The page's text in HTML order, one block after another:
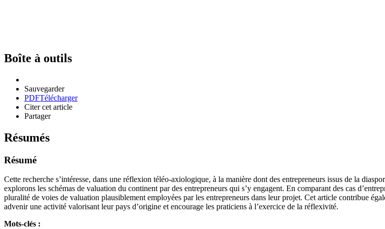
Boîte à outils
Sauvegarder
PDFTélécharger
Citer cet article
Partager
Résumés
Résumé
Cette recherche s’intéresse, dans une réflexion téléo-axiologique, à la manière dont des entrepreneurs issus de la
explorons les schémas de valuation du continent par des entrepreneurs qui s’y engagent. En comparant des cas
pluralité de voies de valuation plausiblement employées par les entrepreneurs dans leur projet. Cet article contribue
advenir une activité valorisant leur pays d’origine et encourage les praticiens à l’exercice de la réflexivité.
Mots-clés :